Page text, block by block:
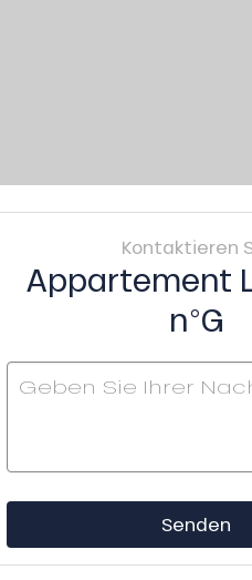
Kontaktieren
Appartement
n°G
Senden